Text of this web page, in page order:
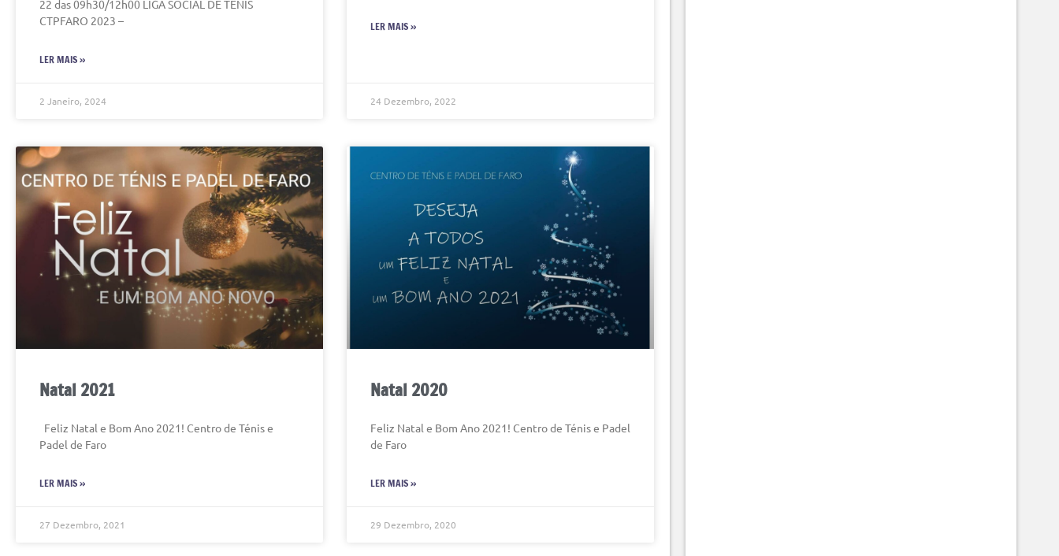
22 das 09h30/12h00 LIGA SOCIAL DE TÉNIS
CTPFARO 2023 –
LER MAIS »
2 Janeiro, 2024
LER MAIS »
24 Dezembro, 2022
Natal 2021
Feliz Natal e Bom Ano 2021! Centro de Ténis e
Padel de Faro
LER MAIS »
27 Dezembro, 2021
Natal 2020
Feliz Natal e Bom Ano 2021! Centro de Ténis e Padel
de Faro
LER MAIS »
29 Dezembro, 2020